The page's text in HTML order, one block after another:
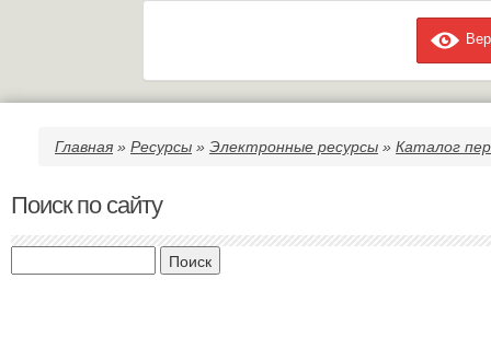
Вы здесь
Главная » Ресурсы » Электронные ресурсы » Каталог
Поиск по сайту